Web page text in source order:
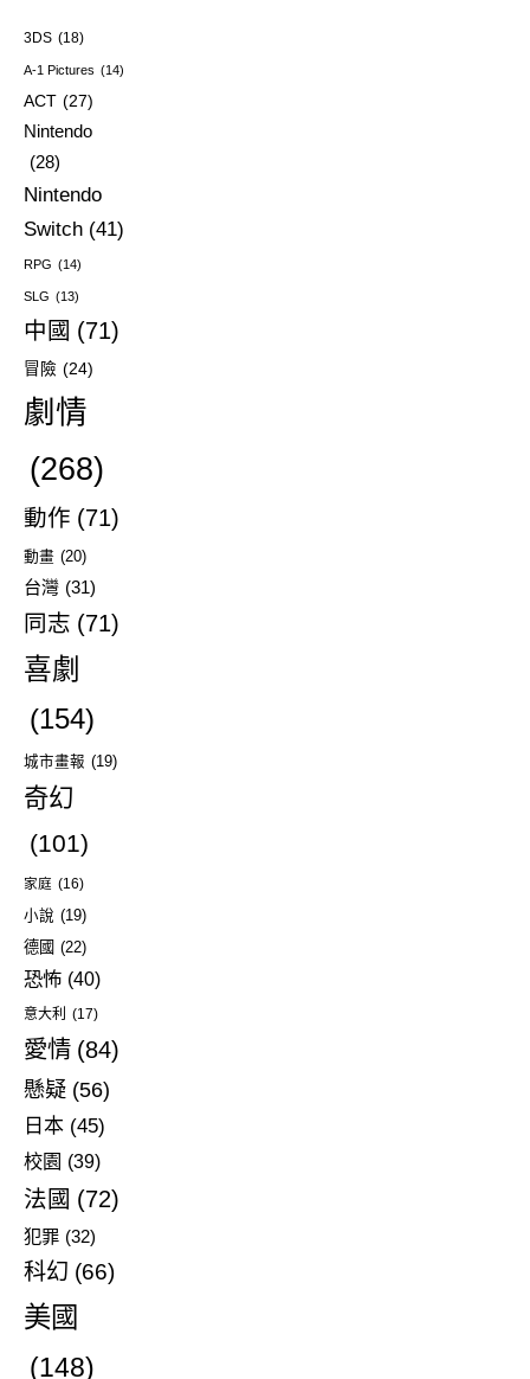
3DS (18)
A-1 Pictures (14)
ACT (27)
Nintendo
(28)
Nintendo
Switch (41)
RPG (14)
SLG (13)
中國 (71)
冒險 (24)
劇情
(268)
動作 (71)
動畫 (20)
台灣 (31)
同志 (71)
喜劇
(154)
城市畫報 (19)
奇幻
(101)
家庭 (16)
小說 (19)
德國 (22)
恐怖 (40)
意大利 (17)
愛情 (84)
懸疑 (56)
日本 (45)
校園 (39)
法國 (72)
犯罪 (32)
科幻 (66)
美國
(148)